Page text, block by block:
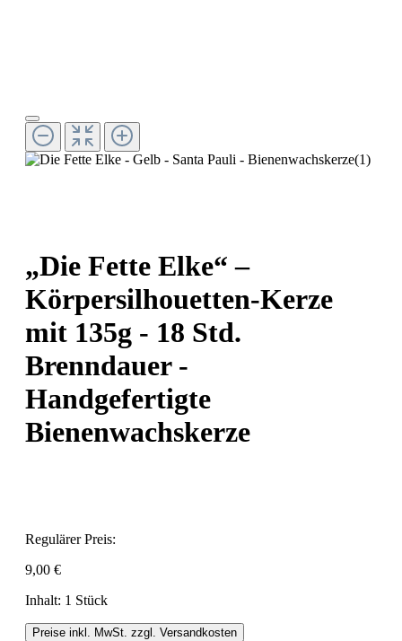
„Die Fette Elke“ –
Körpersilhouetten-Kerze
mit 135g - 18 Std.
Brenndauer -
Handgefertigte
Bienenwachskerze
Regulärer Preis:
9,00 €
Inhalt: 1 Stück
Preise inkl. MwSt. zzgl. Versandkosten